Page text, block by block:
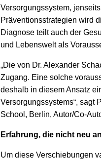
Versorgungssystem,
Präventionsstrategien wird
Diagnose teilt auch der
und Lebenswelt als
„Die von Dr. Alexander
Zugang. Eine solche
deshalb in diesem Ansatz
Versorgungssystems“, sagt
School, Berlin, Autor/Co-
Erfahrung, die nicht neu
Um diese Verschiebungen